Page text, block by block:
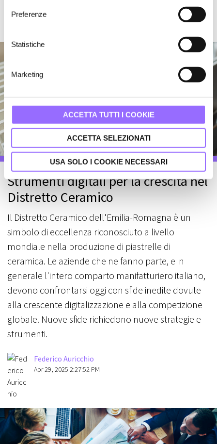
o
e
d
e
l
c
s
e
Preferenze
Statistiche
Marketing
ACCETTA TUTTI I COOKIE
ACCETTA SELEZIONATI
USA SOLO I COOKIE NECESSARI
Strumenti digitali per la crescita nel
Distretto Ceramico
Il Distretto Ceramico dell'Emilia-Romagna è un
simbolo di eccellenza riconosciuto a livello
mondiale nella produzione di piastrelle di
ceramica. Le aziende che ne fanno parte, e in
generale l'intero comparto manifatturiero italiano,
devono confrontarsi oggi con sfide inedite dovute
alla crescente digitalizzazione e alla competizione
globale. Nuove sfide richiedono nuove strategie e
strumenti.
Federico Auricchio
Apr 29, 2025 2:27:52 PM